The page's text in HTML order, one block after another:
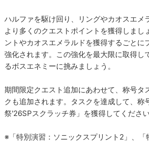
ハルファを駆け回り、リングやカオスエメ
より多くのクエストポイントを獲得しまし
ントやカオスエメラルドを獲得するごとに
強化されます。この強化を最大限に取得し
るボスエネミーに挑みましょう。
期間限定クエスト追加にあわせて、称号タ
クも追加されます。タスクを達成して、称
祭'26SPスクラッチ券」を獲得してください
※「特別演習：ソニックスプリント2」、「